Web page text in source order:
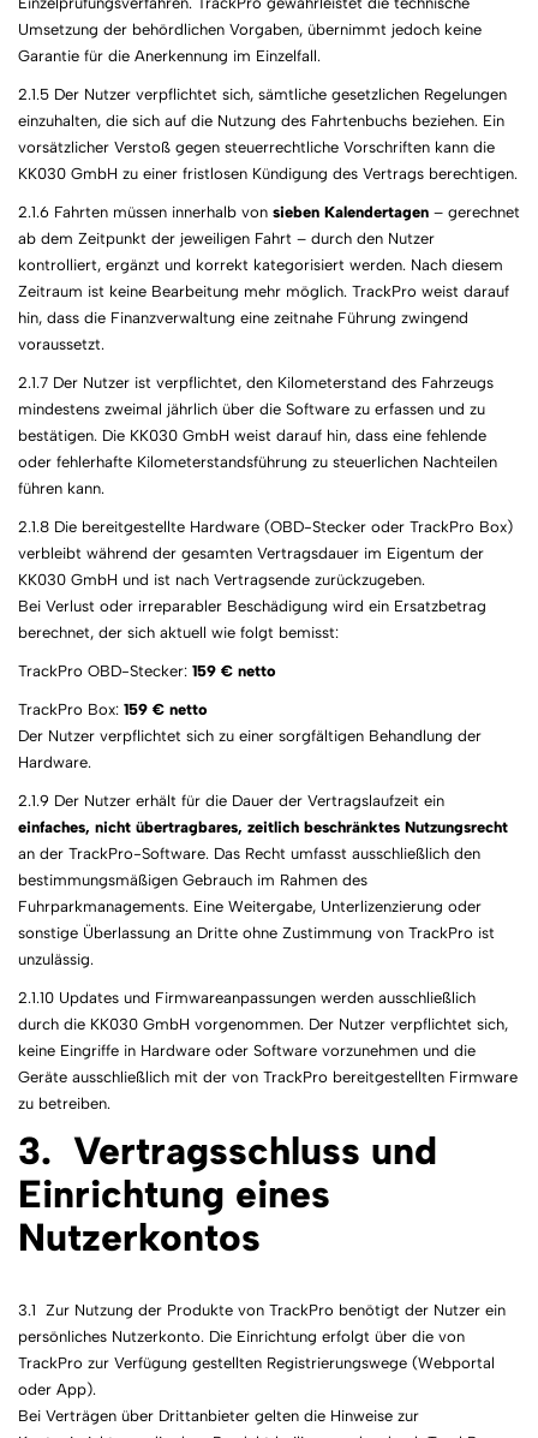
Umsetzung der behördlichen Vorgaben, übernimmt jedoch keine
Garantie für die Anerkennung im Einzelfall.
2.1.5 Der Nutzer verpflichtet sich, sämtliche gesetzlichen Regelungen
einzuhalten, die sich auf die Nutzung des Fahrtenbuchs beziehen. Ein
vorsätzlicher Verstoß gegen steuerrechtliche Vorschriften kann die
KK030 GmbH zu einer fristlosen Kündigung des Vertrags berechtigen.
2.1.6 Fahrten müssen innerhalb von sieben Kalendertagen – gerechnet
ab dem Zeitpunkt der jeweiligen Fahrt – durch den Nutzer
kontrolliert, ergänzt und korrekt kategorisiert werden. Nach diesem
Zeitraum ist keine Bearbeitung mehr möglich. TrackPro weist darauf
hin, dass die Finanzverwaltung eine zeitnahe Führung zwingend
voraussetzt.
2.1.7 Der Nutzer ist verpflichtet, den Kilometerstand des Fahrzeugs
mindestens zweimal jährlich über die Software zu erfassen und zu
bestätigen. Die KK030 GmbH weist darauf hin, dass eine fehlende
oder fehlerhafte Kilometerstandsführung zu steuerlichen Nachteilen
führen kann.
2.1.8 Die bereitgestellte Hardware (OBD-Stecker oder TrackPro Box)
verbleibt während der gesamten Vertragsdauer im Eigentum der
KK030 GmbH und ist nach Vertragsende zurückzugeben.
Bei Verlust oder irreparabler Beschädigung wird ein Ersatzbetrag
berechnet, der sich aktuell wie folgt bemisst:
TrackPro OBD-Stecker: 159 € netto
TrackPro Box: 159 € netto
Der Nutzer verpflichtet sich zu einer sorgfältigen Behandlung der
Hardware.
2.1.9 Der Nutzer erhält für die Dauer der Vertragslaufzeit ein
einfaches, nicht übertragbares, zeitlich beschränktes Nutzungsrecht
an der TrackPro-Software. Das Recht umfasst ausschließlich den
bestimmungsmäßigen Gebrauch im Rahmen des
Fuhrparkmanagements. Eine Weitergabe, Unterlizenzierung oder
sonstige Überlassung an Dritte ohne Zustimmung von TrackPro ist
unzulässig.
2.1.10 Updates und Firmwareanpassungen werden ausschließlich
durch die KK030 GmbH vorgenommen. Der Nutzer verpflichtet sich,
keine Eingriffe in Hardware oder Software vorzunehmen und die
Geräte ausschließlich mit der von TrackPro bereitgestellten Firmware
zu betreiben.
3. Vertragsschluss und
Einrichtung eines
Nutzerkontos
3.1 Zur Nutzung der Produkte von TrackPro benötigt der Nutzer ein
persönliches Nutzerkonto. Die Einrichtung erfolgt über die von
TrackPro zur Verfügung gestellten Registrierungswege (Webportal
oder App).
Bei Verträgen über Drittanbieter gelten die Hinweise zur